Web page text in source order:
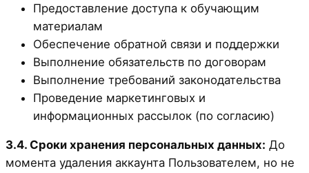
Предоставление доступа к обучающим
материалам
Обеспечение обратной связи и поддержки
Выполнение обязательств по договорам
Выполнение требований законодательства
Проведение маркетинговых и
информационных рассылок (по согласию)
3.4. Сроки хранения персональных данных: До
момента удаления аккаунта Пользователем, но не